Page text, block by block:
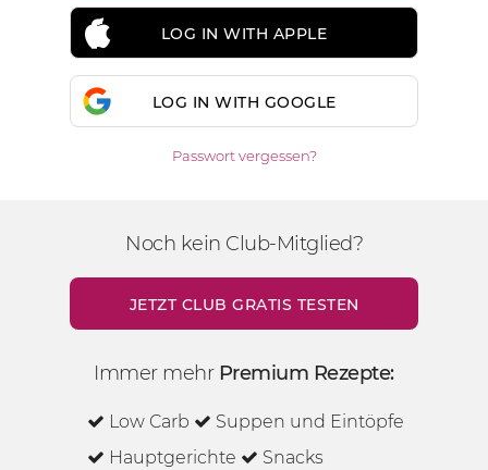
LOG IN WITH APPLE
LOG IN WITH GOOGLE
Passwort vergessen?
Noch kein Club-Mitglied?
JETZT CLUB GRATIS TESTEN
Immer mehr Premium Rezepte:
Low Carb
Suppen und Eintöpfe
Hauptgerichte
Snacks